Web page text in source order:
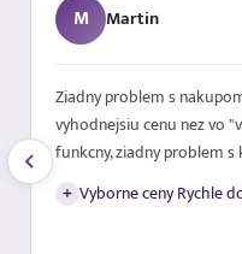
M Martin
Ziadny problem s
vyhodnejsiu cenu nez vo
funkcny, ziadny problem
+ Vyborne ceny Rychle